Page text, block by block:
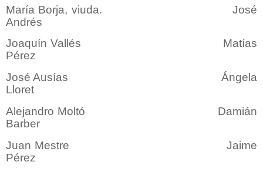
María Borja, viuda. José
Andrés
Joaquín Vallés Matías
Pérez
José Ausías Ángela
Lloret
Alejandro Moltó Damián
Barber
Juan Mestre Jaime
Pérez